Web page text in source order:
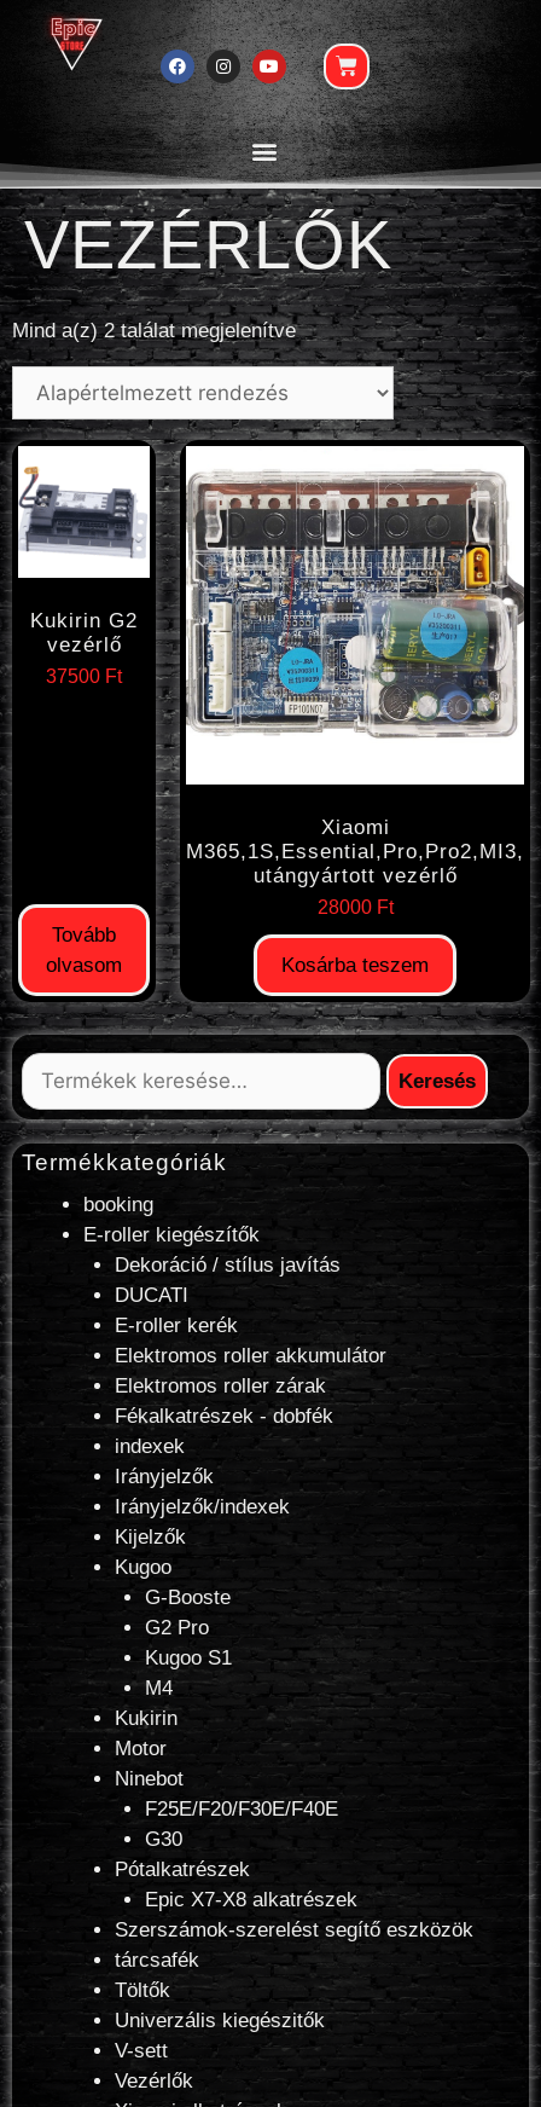
VEZÉRLŐK
Mind a(z) 2 találat megjelenítve
Kukirin G2
vezérlő
37500 Ft
Tovább
olvasom
Xiaomi
M365,1S,Essential,Pro,Pro2,MI3,
utángyártott vezérlő
28000 Ft
Kosárba teszem
Keresés
Termékkategóriák
booking
E-roller kiegészítők
Dekoráció / stílus javítás
DUCATI
E-roller kerék
Elektromos roller akkumulátor
Elektromos roller zárak
Fékalkatrészek - dobfék
indexek
Irányjelzők
Irányjelzők/indexek
Kijelzők
Kugoo
G-Booste
G2 Pro
Kugoo S1
M4
Kukirin
Motor
Ninebot
F25E/F20/F30E/F40E
G30
Pótalkatrészek
Epic X7-X8 alkatrészek
Szerszámok-szerelést segítő eszközök
tárcsafék
Töltők
Univerzális kiegészitők
V-sett
Vezérlők